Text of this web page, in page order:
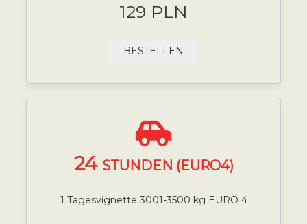
129 PLN
BESTELLEN
24 STUNDEN (EURO4)
1 Tagesvignette 3001-3500 kg EURO 4